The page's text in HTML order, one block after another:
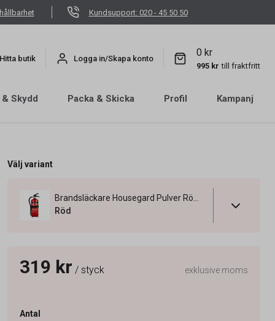
Kundsupport: 020 - 45 50 50
Hitta butik Logga in/Skapa konto
0 kr
995 kr till fraktfritt
Skydd Packa & Skicka Profil Kampanj
Välj variant
Röd
319 kr / styck exklusive moms
Antal